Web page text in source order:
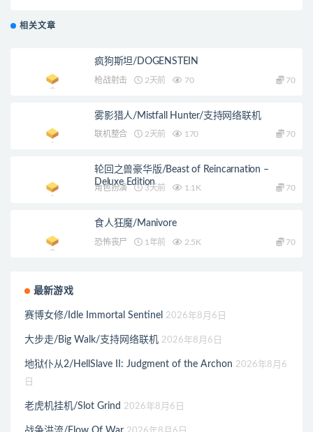
相关文章
疯狗斯坦/DOGENSTEIN
枪战射击 2天前 70 70
雾影猎人/Mistfall Hunter/支持网络联机
联机整合 2天前 170 70
轮回之兽豪华版/Beast of Reincarnation –
Deluxe Edition
角色扮演 3天前 1.1K 70
食人狂魔/Manivore
恐怖丧尸 1年前 2.5K 70
最新游戏
赛博女修/Idle Immortal Sentinel 2026年8月6日
大步走/Big Walk/支持网络联机 2026年8月6日
地狱仆从2/HellSlave II: Judgment of the Archon 2026年8月6
日
老虎机挂机/Slot Grind 2026年8月6日